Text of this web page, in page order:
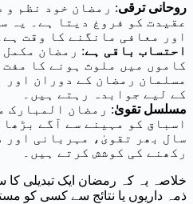
روحانی ترقی: رمضان خود نظم و
عقیدت کو فروغ دیتا ہے۔ یہ
اور معافی مانگنے کا وقت ہے۔
احتساب باقی ہے: رمضان مکمل
کاموں میں ملوث ہونے کا مفت
مسلمان رمضان کے دوران اور
کے لیے جوابدہ رہتے ہیں۔
مسلسل تقویٰ: رمضان المبارک
اسباق کو مہینے سے آگے
سال بھر تقویٰ، مہربانی اور
رکھنے کی کوشش کرتے ہیں۔
خلاصہ یہ کہ رمضان ایک تبدیلی
ذمہ داریوں یا نتائج سے کسی کو